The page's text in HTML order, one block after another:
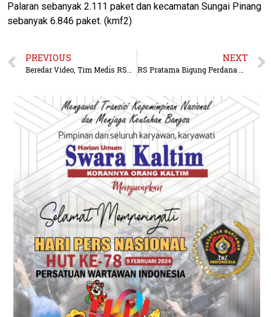
Palaran sebanyak 2.111 paket dan kecamatan Sungai Pinang
sebanyak 6.846 paket. (kmf2)
PREVIOUS NEXT